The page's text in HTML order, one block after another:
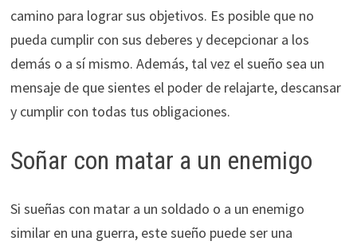
camino para lograr sus objetivos. Es posible que no
pueda cumplir con sus deberes y decepcionar a los
demás o a sí mismo. Además, tal vez el sueño sea un
mensaje de que sientes el poder de relajarte, descansar
y cumplir con todas tus obligaciones.
Soñar con matar a un enemigo
Si sueñas con matar a un soldado o a un enemigo
similar en una guerra, este sueño puede ser una